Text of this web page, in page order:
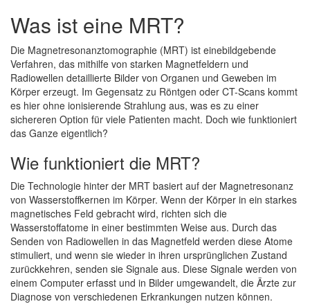
Was ist eine MRT?
Die Magnetresonanztomographie (MRT) ist einebildgebende
Verfahren, das mithilfe von starken Magnetfeldern und
Radiowellen detaillierte Bilder von Organen und Geweben im
Körper erzeugt. Im Gegensatz zu Röntgen oder CT-Scans kommt
es hier ohne ionisierende Strahlung aus, was es zu einer
sichereren Option für viele Patienten macht. Doch wie funktioniert
das Ganze eigentlich?
Wie funktioniert die MRT?
Die Technologie hinter der MRT basiert auf der Magnetresonanz
von Wasserstoffkernen im Körper. Wenn der Körper in ein starkes
magnetisches Feld gebracht wird, richten sich die
Wasserstoffatome in einer bestimmten Weise aus. Durch das
Senden von Radiowellen in das Magnetfeld werden diese Atome
stimuliert, und wenn sie wieder in ihren ursprünglichen Zustand
zurückkehren, senden sie Signale aus. Diese Signale werden von
einem Computer erfasst und in Bilder umgewandelt, die Ärzte zur
Diagnose von verschiedenen Erkrankungen nutzen können.